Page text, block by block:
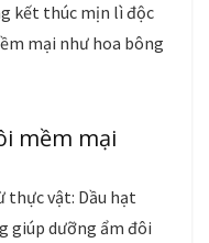
kết thúc mịn lì độc
mại như hoa bông
mềm mại
thực vật: Dầu hạt
giúp dưỡng ẩm đôi